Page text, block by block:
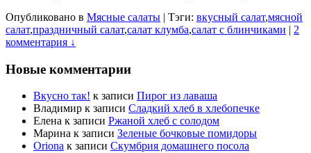
Опубликовано в Мясные салаты | Тэги: вкусный салат,мясной
салат,праздничный салат,салат клумба,салат с блинчиками | 2
комментария ↓
Новые комментарии
Вкусно так! к записи Пирог из лаваша
Владимир к записи Сладкий хлеб в хлебопечке
Елена к записи Ржаной хлеб с солодом
Марина к записи Зеленые бочковые помидоры
Oriona к записи Скумбрия домашнего посола